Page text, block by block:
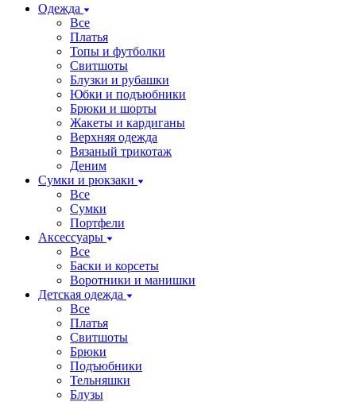
Одежда
Все
Платья
Топы и футболки
Свитшоты
Блузки и рубашки
Юбки и подъюбники
Брюки и шорты
Жакеты и кардиганы
Верхняя одежда
Вязаный трикотаж
Деним
Сумки и рюкзаки
Все
Сумки
Портфели
Аксессуары
Все
Баски и корсеты
Воротники и манишки
Детская одежда
Все
Платья
Свитшоты
Брюки
Подъюбники
Тельняшки
Блузы